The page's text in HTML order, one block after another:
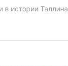
в истории Таллина